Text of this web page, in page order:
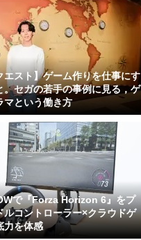
エスト】ゲーム作りを仕事にす
。セガの若手の事例に見る，ゲ
マという働き方
で『Forza Horizon 6』をプ
ルコントローラー×クラウドゲ
力を体感